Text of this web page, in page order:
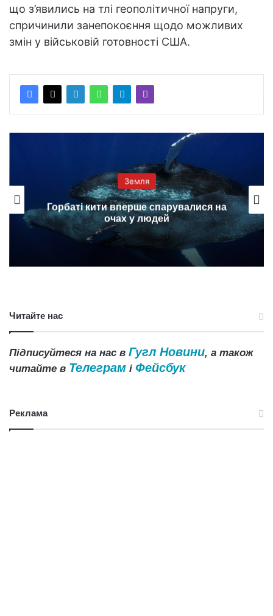
що з’явились на тлі геополітичної напруги,
спричинили занепокоєння щодо можливих
змін у військовій готовності США.
Земля
Горбаті кити вперше спарувалися на
очах у людей
Читайте нас
Підписуйтеся на нас в Гугл Новини, а також
читайте в Телеграм і Фейсбук
Реклама